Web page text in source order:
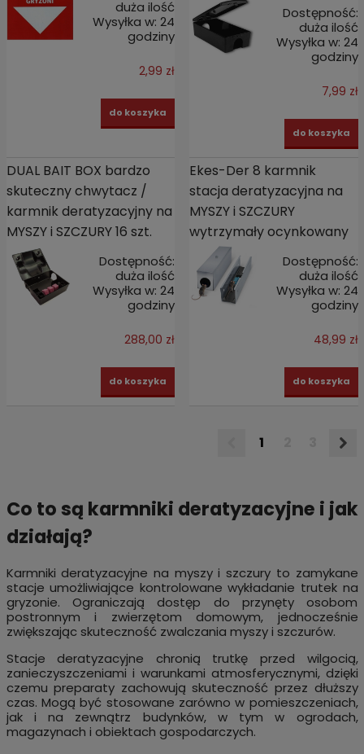
duża ilość
Wysyłka w: 24
godziny
2,99 zł
do koszyka
Dostępność:
duża ilość
Wysyłka w: 24
godziny
7,99 zł
do koszyka
DUAL BAIT BOX bardzo
skuteczny chwytacz /
karmnik deratyzacyjny na
MYSZY i SZCZURY 16 szt.
Dostępność:
duża ilość
Wysyłka w: 24
godziny
288,00 zł
do koszyka
Ekes-Der 8 karmnik
stacja deratyzacyjna na
MYSZY i SZCZURY
wytrzymały ocynkowany
Dostępność:
duża ilość
Wysyłka w: 24
godziny
48,99 zł
do koszyka
1
Co to są karmniki deratyzacyjne i jak
działają?
Karmniki deratyzacyjne na myszy i szczury to zamykane
stacje umożliwiające kontrolowane wykładanie trutek na
gryzonie. Ograniczają dostęp do przynęty osobom
postronnym i zwierzętom domowym, jednocześnie
zwiększając skuteczność zwalczania myszy i szczurów.
Stacje deratyzacyjne chronią trutkę przed wilgocią,
zanieczyszczeniami i warunkami atmosferycznymi, dzięki
czemu preparaty zachowują skuteczność przez dłuższy
czas. Mogą być stosowane zarówno w pomieszczeniach,
jak i na zewnątrz budynków, w tym w ogrodach,
magazynach i obiektach gospodarczych.